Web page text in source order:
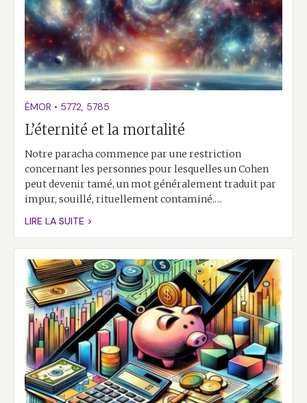
ÉMOR • 5772, 5785
L’éternité et la mortalité
Notre paracha commence par une restriction
concernant les personnes pour lesquelles un Cohen
peut devenir tamé, un mot généralement traduit par
impur, souillé, rituellement contaminé.…
LIRE LA SUITE >